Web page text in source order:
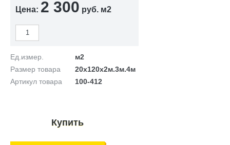
Цена: 2 300 руб. м2
Ед.измер.
м2
Размер товара
20х120х2м.3м.4м
Артикул товара
100-412